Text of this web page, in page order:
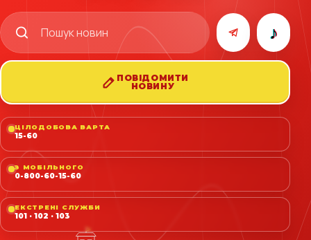
♪
ПОВІДОМИТИ
НОВИНУ
ЦІЛОДОБОВА ВАРТА
15-60
З МОБІЛЬНОГО
0-800-60-15-60
ЕКСТРЕНІ СЛУЖБИ
101 · 102 · 103